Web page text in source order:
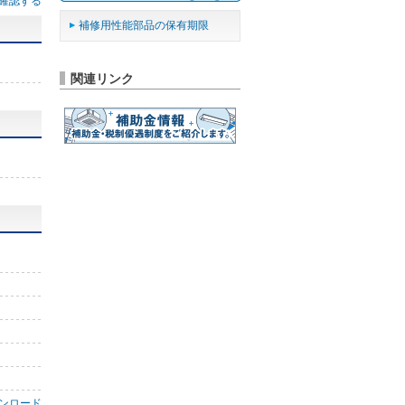
補修用性能部品の保有期限
関連リンク